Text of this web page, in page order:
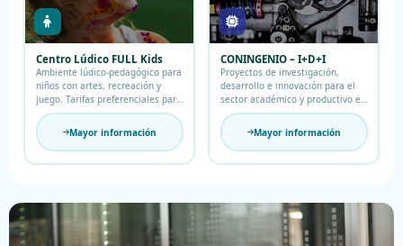
Centro Lúdico FULL Kids
Ambiente lúdico-pedagógico para
niños con artes, recreación y
juego. Tarifas preferenciales para
egresados.
Mayor información
CONINGENIO – I+D+I
Proyectos de investigación,
desarrollo e innovación para el
sector académico y productivo en
Ingeniería.
Mayor información